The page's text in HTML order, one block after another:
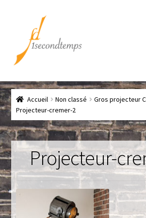
navigation
contenu
Accueil
Chef
CLICK & COLLECT
Conditions générales de vente
Contact
Couteaux
Accueil Non classé
Gros projecteur
Projecteur-cremer-2
Projecteur-